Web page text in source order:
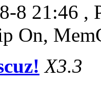
8 21:46 ,
On,
X3.3